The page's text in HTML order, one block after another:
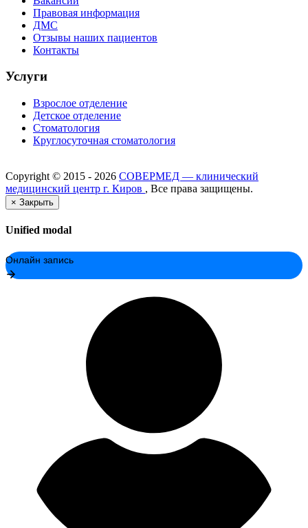
Правовая информация
ДМС
Отзывы наших пациентов
Контакты
Услуги
Взрослое отделение
Детское отделение
Стоматология
Круглосуточная стоматология
Copyright © 2015 - 2026 СОВЕРМЕД — клинический
медицинский центр г. Киров , Все права защищены.
× Закрыть
Unified modal